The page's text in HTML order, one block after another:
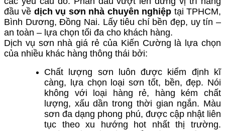
đầu về dịch vụ sơn nhà chuyên nghiệp tại TPHCM,
Bình Dương, Đồng Nai. Lấy tiêu chí bền đẹp, uy tín –
an toàn – lựa chọn tối đa cho khách hàng.
Dịch vụ sơn nhà giá rẻ của Kiến Cường là lựa chọn
của nhiều khác hàng thông thái bởi:
Chất lượng sơn luôn được kiểm định kĩ
càng, lựa chọn loại sơn tốt, bền, đẹp. Nói
không với loại hàng rẻ, hàng kém chất
lượng, xấu dần trong thời gian ngắn. Màu
sơn đa dạng phong phú, được cập nhật liên
tục theo xu hướng hot nhất thị trường.